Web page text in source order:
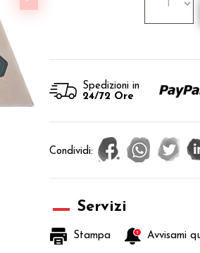
Spedizioni in
24/72 Ore
Condividi:
Servizi
Stampa Avvisami